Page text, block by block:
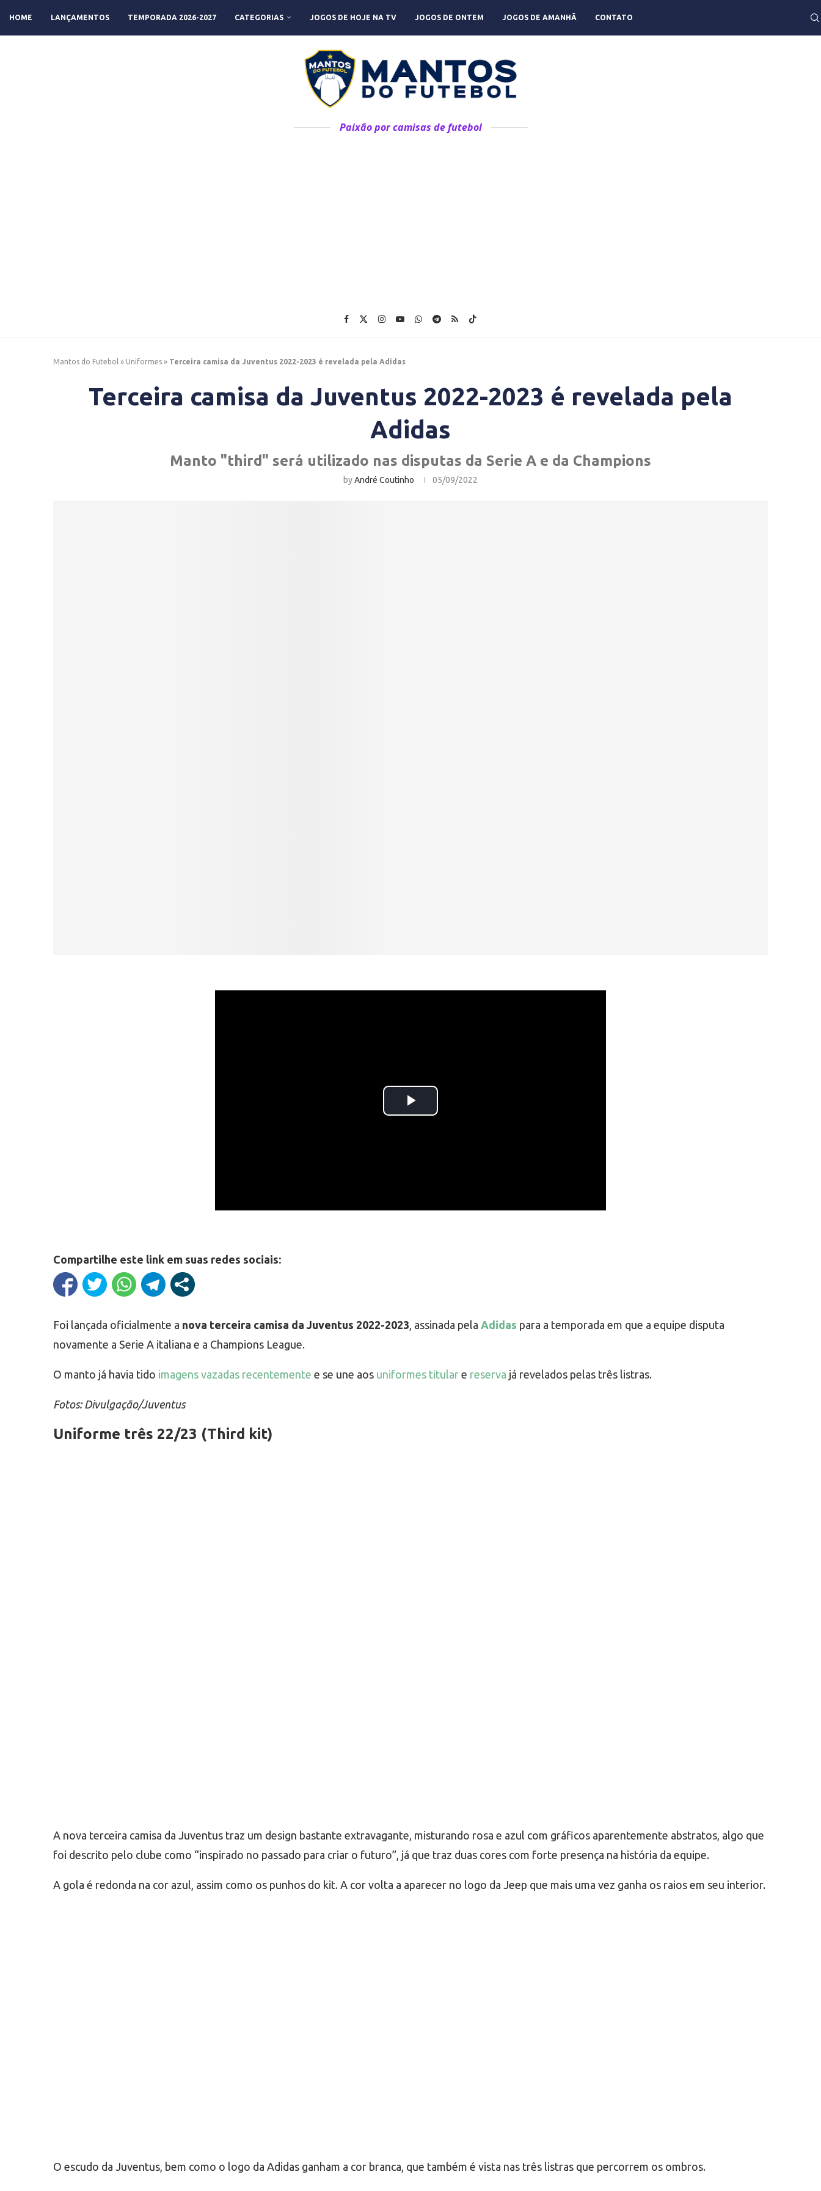
HOME LANÇAMENTOS TEMPORADA 2026-2027 CATEGORIAS JOGOS DE HOJE NA TV JOGOS DE ONTEM JOGOS DE AMANHÃ CONTATO
Paixão por camisas de futebol
Mantos do Futebol » Uniformes » Terceira camisa da Juventus 2022-2023 é revelada pela Adidas
Terceira camisa da Juventus 2022-2023 é revelada pela
Adidas
Manto "third" será utilizado nas disputas da Serie A e da Champions
byAndré Coutinho 05/09/2022
Compartilhe este link em suas redes sociais:
Foi lançada oficialmente a nova terceira camisa da Juventus 2022-2023, assinada pela Adidas para a temporada em que a equipe disputa
novamente a Serie A italiana e a Champions League.
O manto já havia tido imagens vazadas recentemente e se une aos uniformes titular e reserva já revelados pelas três listras.
Fotos: Divulgação/Juventus
Uniforme três 22/23 (Third kit)
A nova terceira camisa da Juventus traz um design bastante extravagante, misturando rosa e azul com gráficos aparentemente abstratos, algo que
foi descrito pelo clube como “inspirado no passado para criar o futuro”, já que traz duas cores com forte presença na história da equipe.
A gola é redonda na cor azul, assim como os punhos do kit. A cor volta a aparecer no logo da Jeep que mais uma vez ganha os raios em seu interior.
O escudo da Juventus, bem como o logo da Adidas ganham a cor branca, que também é vista nas três listras que percorrem os ombros.